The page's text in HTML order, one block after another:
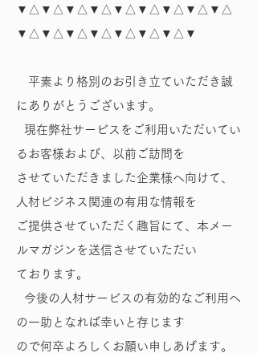
▼△▼△▼△▼△▼△▼△▼△▼△▼△
▼△▼△▼△▼△▼△▼△▼△▼
平素より格別のお引き立ていただき誠
にありがとうございます。
現在弊社サービスをご利用いただいてい
るお客様および、以前ご訪問を
させていただきました企業様へ向けて、
人材ビジネス関連の有用な情報を
ご提供させていただく趣旨にて、本メー
ルマガジンを送信させていただい
ております。
今後の人材サービスの有効的なご利用へ
の一助となれば幸いと存じます
ので何卒よろしくお願い申しあげます。